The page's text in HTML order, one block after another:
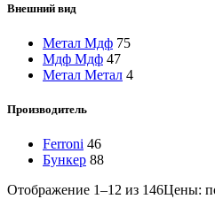
Внешний вид
Метал Мдф 75
Мдф Мдф 47
Метал Метал 4
Производитель
Ferroni 46
Бункер 88
Отображение 1–12 из 146Цены: